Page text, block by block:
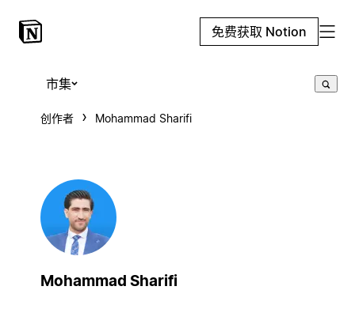
免费获取 Notion
市集
创作者 Mohammad Sharifi
Mohammad Sharifi